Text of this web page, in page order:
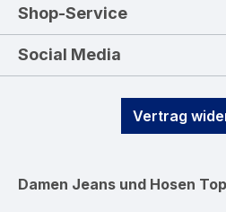
Shop-Service
Social Media
Vertrag
Damen Jeans und Hosen